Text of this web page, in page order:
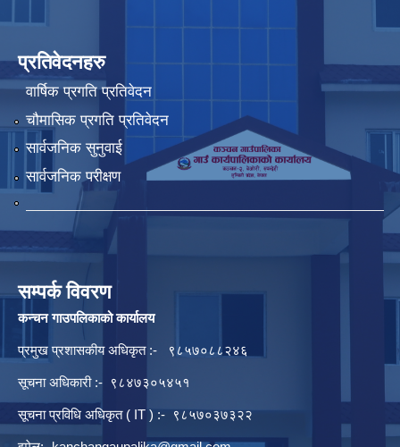
प्रतिवेदनहरु
वार्षिक प्रगति प्रतिवेदन
चौमासिक प्रगति प्रतिवेदन
सार्वजनिक सुनुवाई
सार्वजनिक परीक्षण
सम्पर्क विवरण
कन्चन गाउपलिकाको कार्यालय
प्रमुख प्रशासकीय अधिकृत :- ९८५७०८८२४६
सूचना अधिकारी :- ९८४७३०५४५१
सूचना प्रविधि अधिकृत ( IT ) :- ९८५७०३७३२२